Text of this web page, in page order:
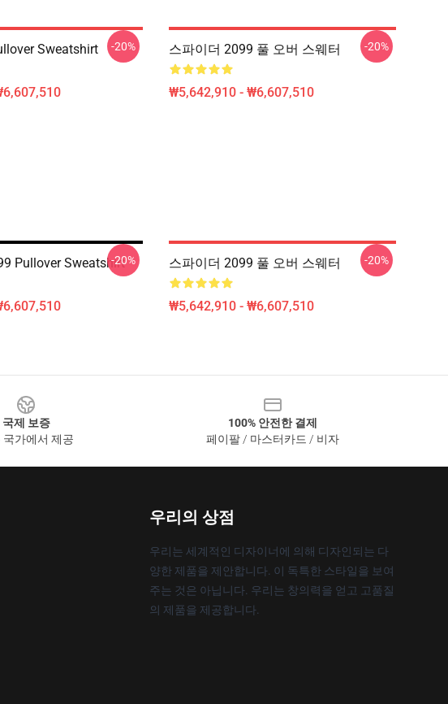
Sweatshirt -20% 스파이더 2099 풀 오버 스웨터
₩5,642,910 - ₩6,607,510
-20%
Pullover Sweatshirt-20% 스파이더 2099 풀 오버 스웨터
₩5,642,910 - ₩6,607,510
-20%
국제 보증
국가에서 제공
100% 안전한 결제
페이팔 / 마스터카드 / 비자
우리의 상점
우리는 세계적인 디자이너에 의해 디자인되는 다
양한 제품을 제안합니다. 이 독특한 스타일을 보여
주는 것은 아닙니다. 우리는 창의력을 얻고 고품질
의 제품을 제공합니다.